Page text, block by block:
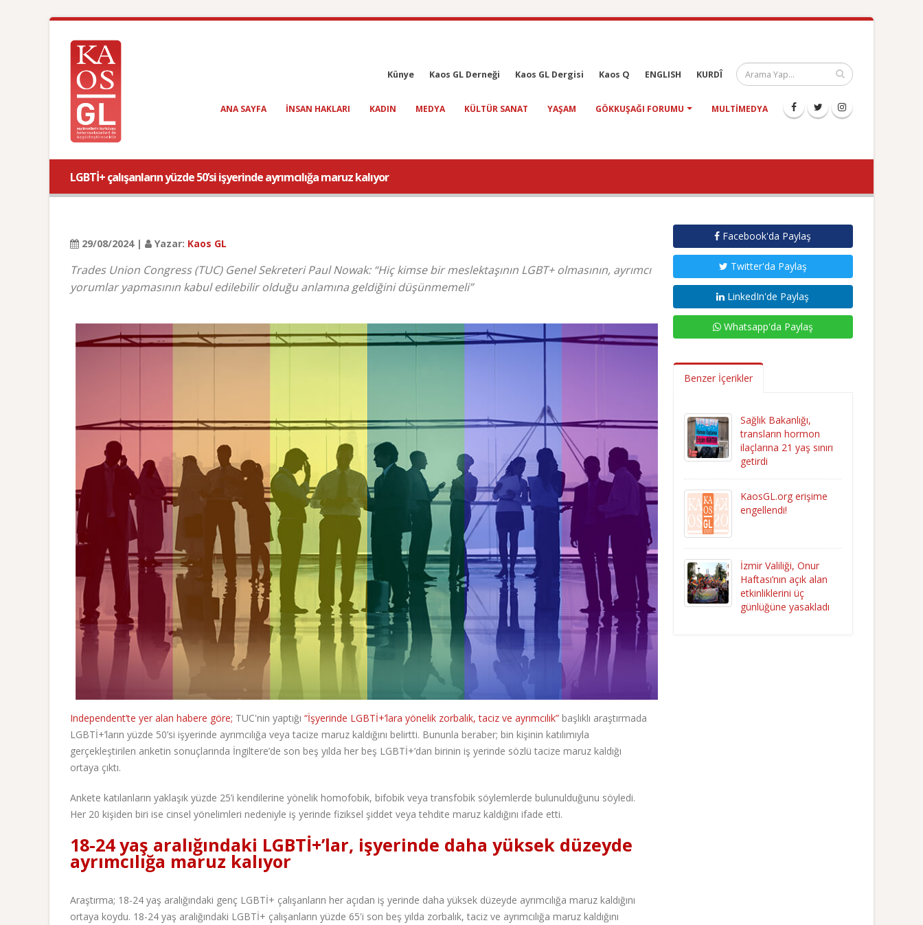
Künye Kaos GL Derneği Kaos GL Dergisi Kaos Q ENGLISH KURDÎ
ANA SAYFA INSAN HAKLARI KADIN MEDYA KÜLTÜR SANAT YAŞAM GÖKKUŞAĞI FORUMU MULTIMEDYA
LGBTİ+ çalışanların yüzde 50’si işyerinde ayrımcılığa maruz kalıyor
29/08/2024 | Yazar: Kaos GL
Trades Union Congress (TUC) Genel Sekreteri Paul Nowak: “Hiç kimse bir meslektaşının LGBT+ olmasının, ayrımcı
yorumlar yapmasının kabul edilebilir olduğu anlamına geldiğini düşünmemeli”
Independent’te yer alan habere göre; TUC'nin yaptığı “İşyerinde LGBTİ+’lara yönelik zorbalık, taciz ve ayrımcılık” başlıklı araştırmada
LGBTİ+’ların yüzde 50’si işyerinde ayrımcılığa veya tacize maruz kaldığını belirtti. Bununla beraber; bin kişinin katılımıyla
gerçekleştirilen anketin sonuçlarında İngiltere’de son beş yılda her beş LGBTİ+’dan birinin iş yerinde sözlü tacize maruz kaldığı
ortaya çıktı.
Ankete katılanların yaklaşık yüzde 25’i kendilerine yönelik homofobik, bifobik veya transfobik söylemlerde bulunulduğunu söyledi.
Her 20 kişiden biri ise cinsel yönelimleri nedeniyle iş yerinde fiziksel şiddet veya tehdite maruz kaldığını ifade etti.
18-24 yaş aralığındaki LGBTİ+’lar, işyerinde daha yüksek düzeyde
ayrımcılığa maruz kalıyor
Araştırma; 18-24 yaş aralığındaki genç LGBTİ+ çalışanların her açıdan iş yerinde daha yüksek düzeyde ayrımcılığa maruz kaldığını
ortaya koydu. 18-24 yaş aralığındaki LGBTİ+ çalışanların yüzde 65'i son beş yılda zorbalık, taciz ve ayrımcılığa maruz kaldığını
Facebook'da Paylaş
Twitter'da Paylaş
LinkedIn'de Paylaş
Whatsapp'da Paylaş
Benzer İçerikler
Sağlık Bakanlığı,
transların hormon
ilaçlarına 21 yaş sınırı
getirdi
KaosGL.org erişime
engellendi!
İzmir Valiliği, Onur
Haftası’nın açık alan
etkinliklerini üç
günlüğüne yasakladı